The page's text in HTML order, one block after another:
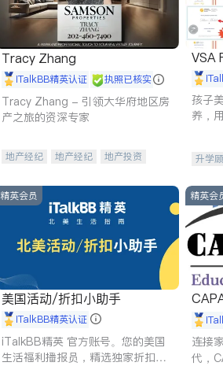
Tracy Zhang
iTalkBB精英认证 执照已核实
Tracy Zhang - 引领大华府地区房
产之旅的资深专家
地产经纪 地产经纪
地产投资
VSA
孩子
养，
升学
精英会员
美国活动/折扣小助手
iTalkBB精英认证
iTalkBB精英 官方账号。您的美国
生活福利播报员，精选独家折扣、
精英会
连接
代，